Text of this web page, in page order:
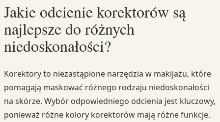
Jakie odcienie korektorów są
najlepsze do różnych
niedoskonałości?
Korektory to niezastąpione narzędzia w makijażu, które
pomagają maskować różnego rodzaju niedoskonałości
na skórze. Wybór odpowiedniego odcienia jest kluczowy,
ponieważ różne kolory korektorów mają różne funkcje.